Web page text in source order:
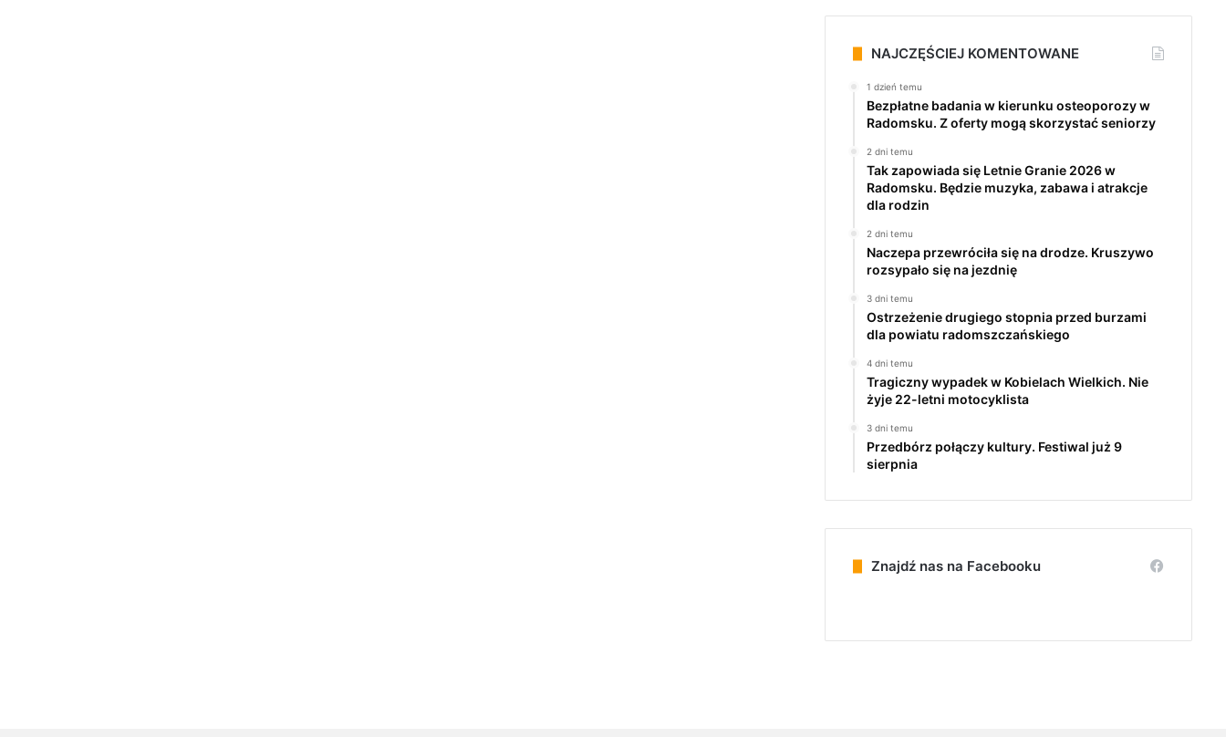
NAJCZĘŚCIEJ KOMENTOWANE
1 dzień temu
Bezpłatne badania w kierunku osteoporozy w
Radomsku. Z oferty mogą skorzystać seniorzy
2 dni temu
Tak zapowiada się Letnie Granie 2026 w
Radomsku. Będzie muzyka, zabawa i atrakcje
dla rodzin
2 dni temu
Naczepa przewróciła się na drodze. Kruszywo
rozsypało się na jezdnię
3 dni temu
Ostrzeżenie drugiego stopnia przed burzami
dla powiatu radomszczańskiego
4 dni temu
Tragiczny wypadek w Kobielach Wielkich. Nie
żyje 22-letni motocyklista
3 dni temu
Przedbórz połączy kultury. Festiwal już 9
sierpnia
Znajdź nas na Facebooku